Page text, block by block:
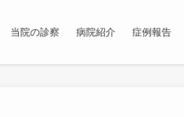
当院の診察 病院紹介 症例報告